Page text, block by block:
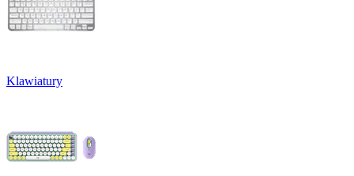
Klawiatury